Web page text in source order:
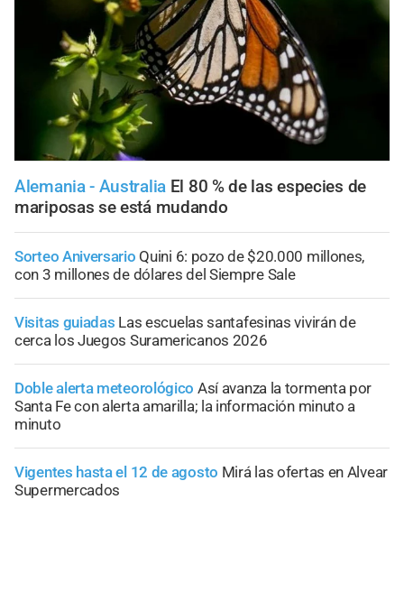
Alemania - Australia El 80 % de las especies de
mariposas se está mudando
Sorteo Aniversario Quini 6: pozo de $20.000 millones,
con 3 millones de dólares del Siempre Sale
Visitas guiadas Las escuelas santafesinas vivirán de
cerca los Juegos Suramericanos 2026
Doble alerta meteorológico Así avanza la tormenta por
Santa Fe con alerta amarilla; la información minuto a
minuto
Vigentes hasta el 12 de agosto Mirá las ofertas en Alvear
Supermercados